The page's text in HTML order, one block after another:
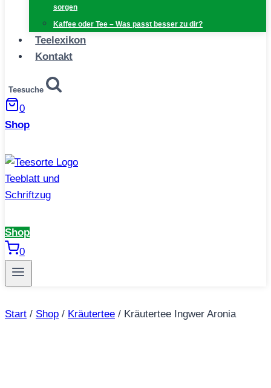
sorgen
Kaffee oder Tee – Was passt besser zu dir?
Teelexikon
Kontakt
Teesuche
0
Shop
Shop
0
Start / Shop / Kräutertee / Kräutertee Ingwer Aronia